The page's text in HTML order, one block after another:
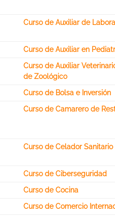
Curso de Auxiliar de
Curso de Auxiliar en
Curso de Auxiliar
de Zoológico
Curso de Bolsa e Inversión
Curso de Camarero de
Curso de Celador Sanitario
Curso de Ciberseguridad
Curso de Cocina
Curso de Comercio